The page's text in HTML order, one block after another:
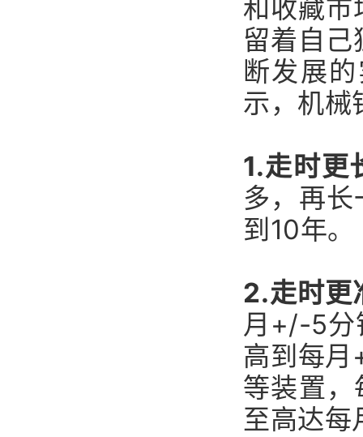
和收藏市
留着自己
断发展
示，机械
1.走时更
多，再
到10年。
2.走时更
月+/-5分
高到每
等装置
至高达